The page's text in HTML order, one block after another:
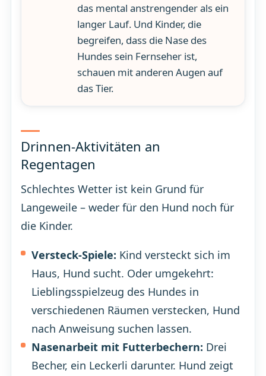
das mental anstrengender als ein
langer Lauf. Und Kinder, die
begreifen, dass die Nase des
Hundes sein Fernseher ist,
schauen mit anderen Augen auf
das Tier.
Drinnen-Aktivitäten an
Regentagen
Schlechtes Wetter ist kein Grund für
Langeweile – weder für den Hund noch für
die Kinder.
Versteck-Spiele: Kind versteckt sich im
Haus, Hund sucht. Oder umgekehrt:
Lieblingsspielzeug des Hundes in
verschiedenen Räumen verstecken, Hund
nach Anweisung suchen lassen.
Nasenarbeit mit Futterbechern: Drei
Becher, ein Leckerli darunter. Hund zeigt